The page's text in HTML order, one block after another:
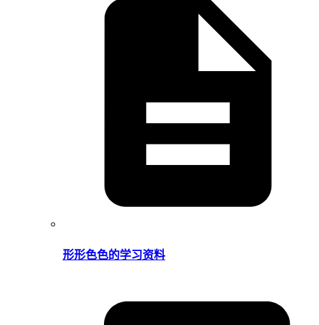
形形色色的学习资料